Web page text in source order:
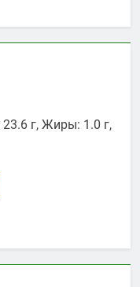
г, Жиры: 1.0 г,